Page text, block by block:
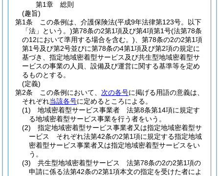
第1章
総則
(趣旨)
第1条
この条例は、介護保険法(平成9年法律第123号。以下
「法」という。)第78条の2第1項及び第4項第1号(法第78条
の12において準用する場合を含む。) 、第78条の2の2第1項
第1号及び第2号並びに第78条の4第1項及び第2項の規定に
基づき、指定地域密着型サービス及び共生型地域密着型サ
ービスの事業の人員、設備及び運営に関する基準等を定め
るものとする。
(定義)
第2条
この条例において、 次の各号に掲げる用語の意義は、
それぞれ当該各号に定めるところによる。
(1)
地域密着型サービス事業者 法第8条第14項に規定す
る地域密着型サービス事業を行う者をいう。
(2)
指定地域密着型サービス事業者又は指定地域密着型サ
ービス それぞれ法第42条の2第1項に規定する指定地域
密着型サービス事業者又は指定地域密着型サービスをい
う。
(3)
共生型地域密着型サービス 法第78条の2の2第1項の
申請に係る法第42条の2第1項本文の指定を受けた者によ